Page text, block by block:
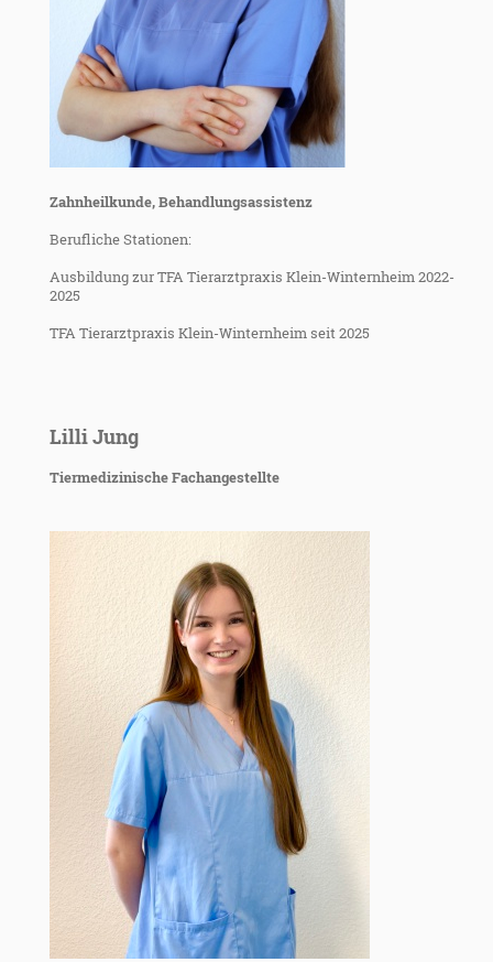
Zahnheilkunde, Behandlungsassistenz
Berufliche Stationen:
Ausbildung zur TFA Tierarztpraxis Klein-Winternheim 2022-
2025
TFA Tierarztpraxis Klein-Winternheim seit 2025
Lilli Jung
Tiermedizinische Fachangestellte